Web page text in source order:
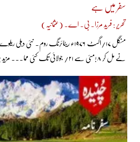
سفر میں ہے
تحریر : فرید مرزا۔ بی۔ اے۔ (عثمانیہ)
نے مل کر ۸!مئی سے ۲۱/ جولائی تک کئی مما... مزید پڑھیئے